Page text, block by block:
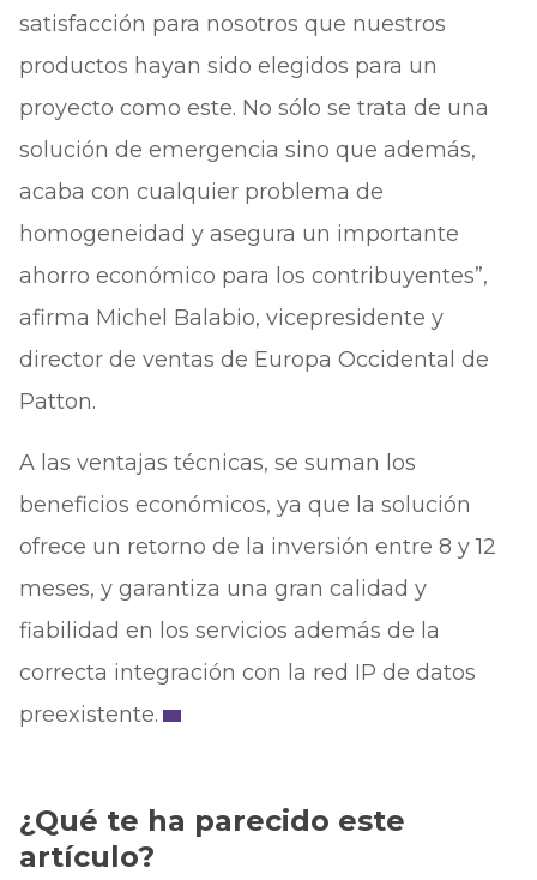
satisfacción para nosotros que nuestros
productos hayan sido elegidos para un
proyecto como este. No sólo se trata de una
solución de emergencia sino que además,
acaba con cualquier problema de
homogeneidad y asegura un importante
ahorro económico para los contribuyentes”,
afirma Michel Balabio, vicepresidente y
director de ventas de Europa Occidental de
Patton.
A las ventajas técnicas, se suman los
beneficios económicos, ya que la solución
ofrece un retorno de la inversión entre 8 y 12
meses, y garantiza una gran calidad y
fiabilidad en los servicios además de la
correcta integración con la red IP de datos
preexistente.
¿Qué te ha parecido este
artículo?